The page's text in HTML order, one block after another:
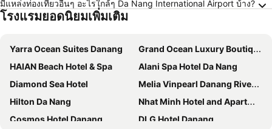
มีแหล่งท่องเที่ยวอื่นๆ อะไรใกล้ๆ Da Nang International Airport บ้าง?
โรงแรมยอดนิยมเพิ่มเติม
Yarra Ocean Suites Danang
Grand Ocean Luxury Boutique
HAIAN Beach Hotel & Spa
Alani Spa Hotel Da Nang
Diamond Sea Hotel
Melia Vinpearl Danang Riverfront
Hilton Da Nang
Nhat Minh Hotel and Apartment
Cosmos Hotel Danang
DLG Hotel Danang